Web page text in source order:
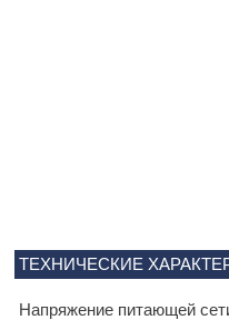
ТЕХНИЧЕСКИЕ
Напряжение питающей